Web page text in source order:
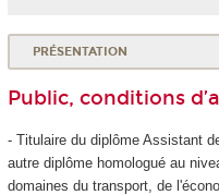
PRÉSENTATION
Public, conditions
- Titulaire du diplôme Assistant
autre diplôme homologué au
domaines du transport, de